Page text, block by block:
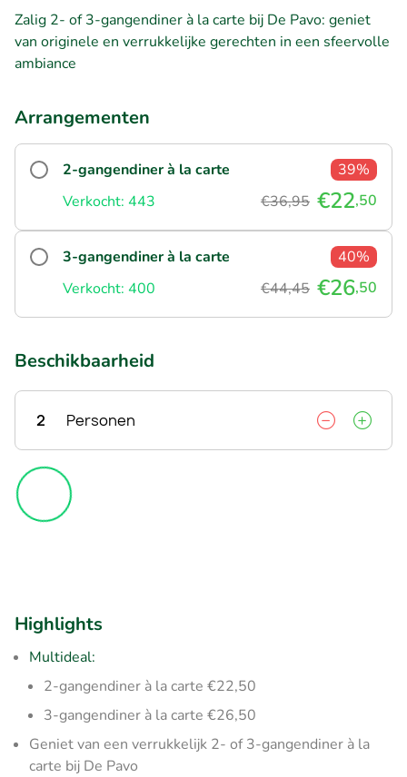
Zalig 2- of 3-gangendiner à la carte bij De Pavo: geniet
van originele en verrukkelijke gerechten in een sfeervolle
ambiance
Arrangementen
2-gangendiner à la carte
39%
Verkocht: 443
€36,95 €22,50
3-gangendiner à la carte
40%
Verkocht: 400
€44,45 €26,50
Beschikbaarheid
2 Personen
Highlights
Multideal:
2-gangendiner à la carte €22,50
3-gangendiner à la carte €26,50
Geniet van een verrukkelijk 2- of 3-gangendiner à la
carte bij De Pavo